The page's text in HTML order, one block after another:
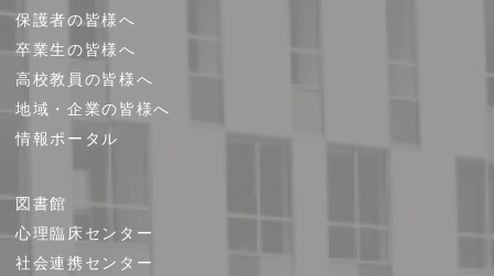
保護者の皆様へ
卒業生の皆様へ
高校教員の皆様へ
地域・企業の皆様へ
情報ポータル
図書館
心理臨床センター
社会連携センター